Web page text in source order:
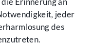
jeder
des